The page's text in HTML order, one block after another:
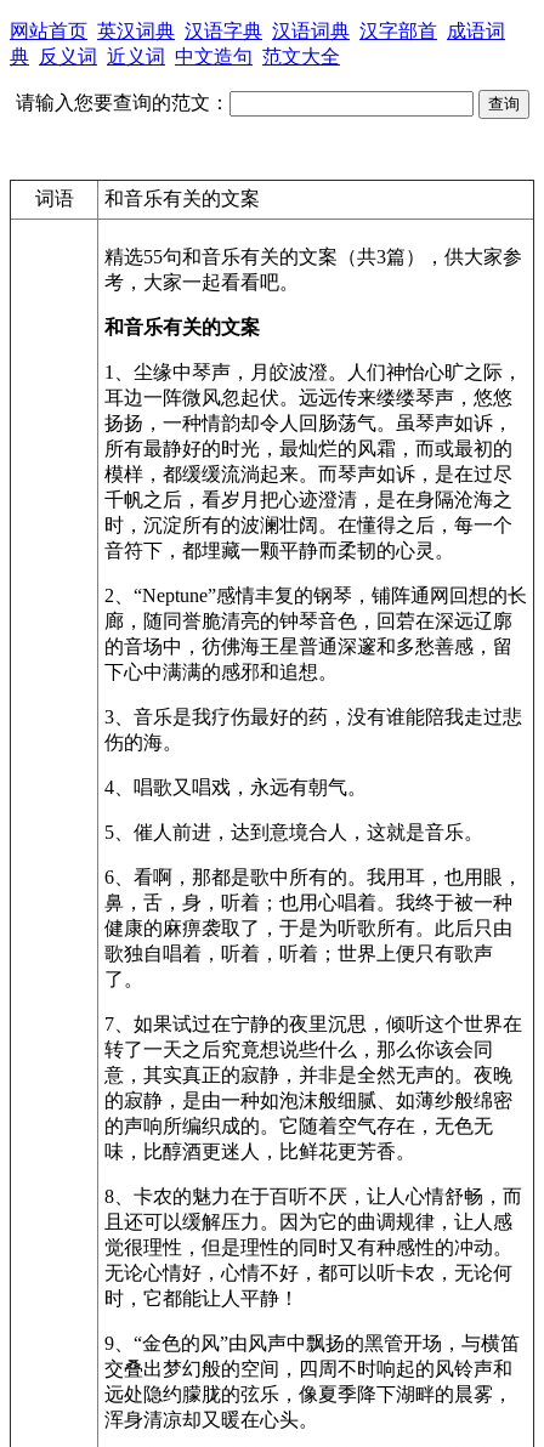
网站首页 英汉词典 汉语字典 汉语词典 汉字部首 成语词
典 反义词 近义词 中文造句 范文大全
请输入您要查询的范文：
词语 和音乐有关的文案
精选55句和音乐有关的文案（共3篇），供大家参
考，大家一起看看吧。
和音乐有关的文案
1、尘缘中琴声，月皎波澄。人们神怡心旷之际，
耳边一阵微风忽起伏。远远传来缕缕琴声，悠悠
扬扬，一种情韵却令人回肠荡气。虽琴声如诉，
所有最静好的时光，最灿烂的风霜，而或最初的
模样，都缓缓流淌起来。而琴声如诉，是在过尽
千帆之后，看岁月把心迹澄清，是在身隔沧海之
时，沉淀所有的波澜壮阔。在懂得之后，每一个
音符下，都埋藏一颗平静而柔韧的心灵。
2、“Neptune”感情丰复的钢琴，铺阵通网回想的长
廊，随同誉脆清亮的钟琴音色，回菪在深远辽廓
的音场中，彷佛海王星普通深邃和多愁善感，留
下心中满满的感邪和追想。
3、音乐是我疗伤最好的药，没有谁能陪我走过悲
伤的海。
4、唱歌又唱戏，永远有朝气。
5、催人前进，达到意境合人，这就是音乐。
6、看啊，那都是歌中所有的。我用耳，也用眼，
鼻，舌，身，听着；也用心唱着。我终于被一种
健康的麻痹袭取了，于是为听歌所有。此后只由
歌独自唱着，听着，听着；世界上便只有歌声
了。
7、如果试过在宁静的夜里沉思，倾听这个世界在
转了一天之后究竟想说些什么，那么你该会同
意，其实真正的寂静，并非是全然无声的。夜晚
的寂静，是由一种如泡沫般细腻、如薄纱般绵密
的声响所编织成的。它随着空气存在，无色无
味，比醇酒更迷人，比鲜花更芳香。
8、卡农的魅力在于百听不厌，让人心情舒畅，而
且还可以缓解压力。因为它的曲调规律，让人感
觉很理性，但是理性的同时又有种感性的冲动。
无论心情好，心情不好，都可以听卡农，无论何
时，它都能让人平静！
9、“金色的风”由风声中飘扬的黑管开场，与横笛
交叠出梦幻般的空间，四周不时响起的风铃声和
远处隐约朦胧的弦乐，像夏季降下湖畔的晨雾，
浑身清凉却又暖在心头。